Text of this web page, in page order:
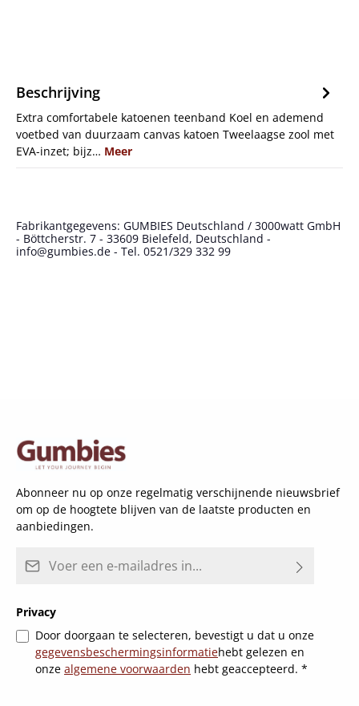
Beschrijving
Extra comfortabele katoenen teenband Koel en ademend
voetbed van duurzaam canvas katoen Tweelaagse zool met
EVA-inzet; bijz… Meer
Fabrikantgegevens: GUMBIES Deutschland / 3000watt GmbH
- Böttcherstr. 7 - 33609 Bielefeld, Deutschland -
info@gumbies.de - Tel. 0521/329 332 99
Abonneer nu op onze regelmatig verschijnende nieuwsbrief
om op de hoogtete blijven van de laatste producten en
aanbiedingen.
Privacy
Door doorgaan te selecteren, bevestigt u dat u onze
gegevensbeschermingsinformatiehebt gelezen en
onze algemene voorwaarden hebt geaccepteerd. *